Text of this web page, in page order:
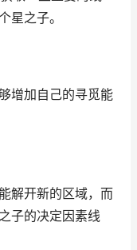
星之子。
增加自己的寻觅能
解开新的区域，而
子的决定因素线